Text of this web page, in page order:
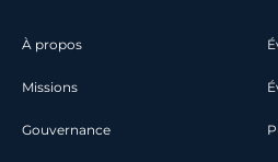
À propos
Missions
Gouvernance